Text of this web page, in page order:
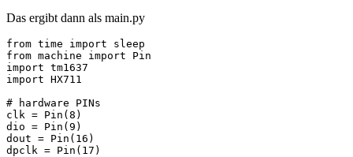
Das ergibt dann als main.py
from time import sleep
from machine import Pin
import tm1637
import HX711
# hardware PINs
clk = Pin(8)
dio = Pin(9)
dout = Pin(16)
dpclk = Pin(17)